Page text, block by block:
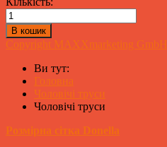
Copyright MAXXmarketing GmbH
Ви тут:
Головна
Чоловічі труси
Чоловічі труси
Розмірна сітка Donella